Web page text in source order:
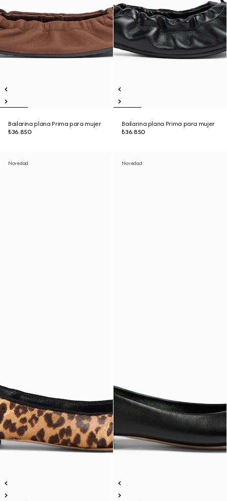
Bailarina plana Prima para mujer
₺36.850
Bailarina plana Prima para mujer
₺36.850
Novedad Novedad